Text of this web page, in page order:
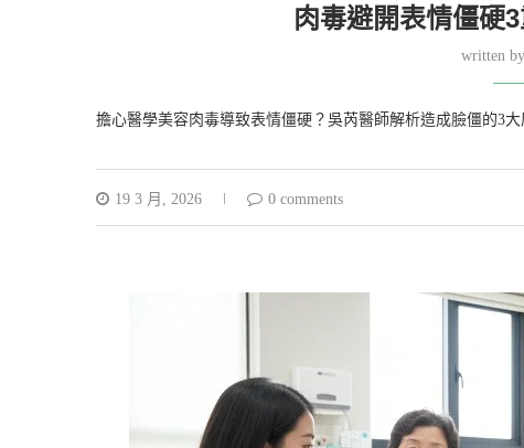
肉毒避開表情僵硬
written by
擔心醫學美容肉毒導致表情僵硬？吳芮醫師解析造成臉僵的3
19 3 月, 2026 0 comments